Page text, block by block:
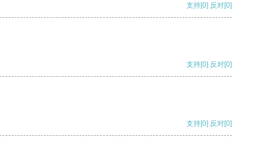
支持[0] 反对[0]
支持[0] 反对[0]
支持[0] 反对[0]